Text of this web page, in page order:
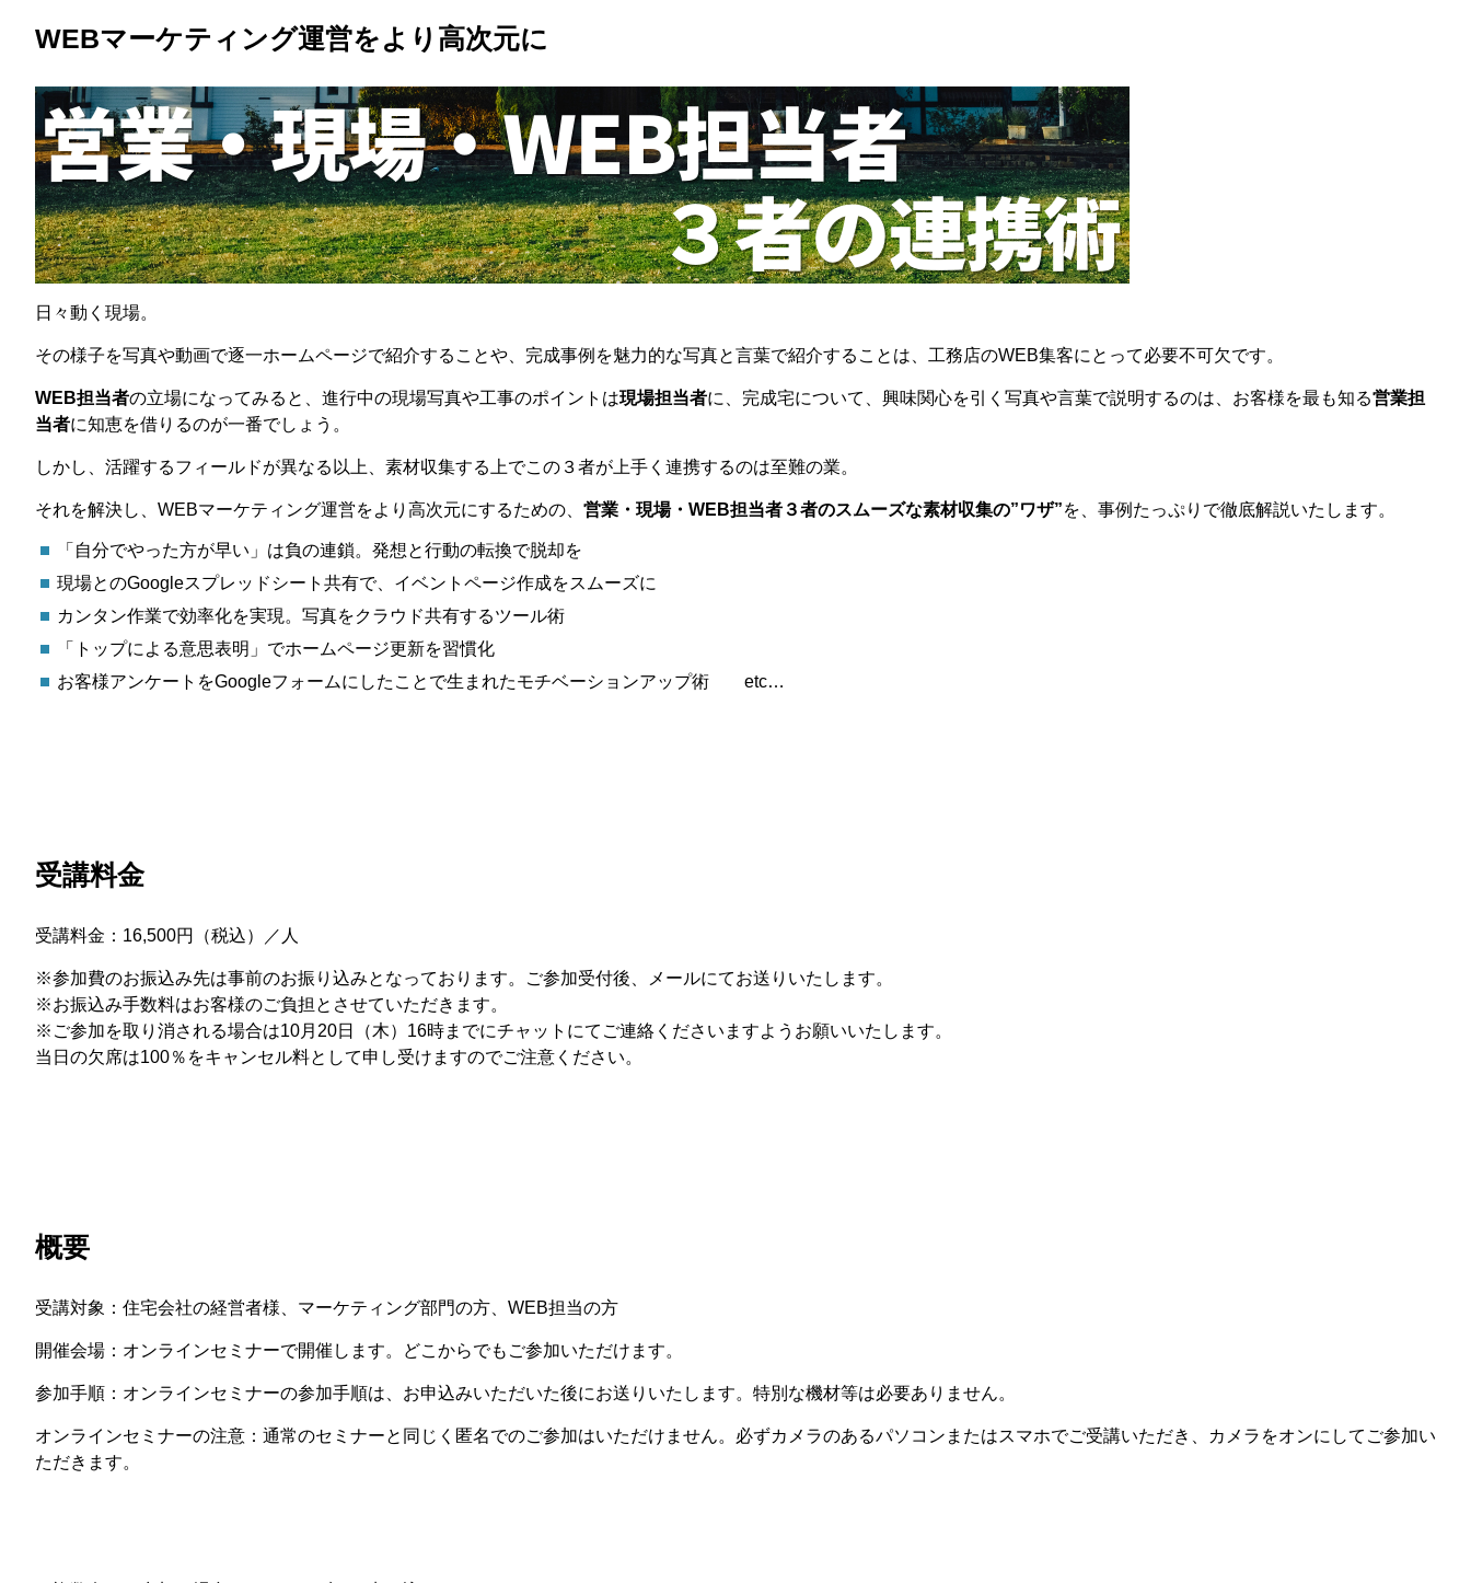
WEBマーケティング運営をより高次元に
日々動く現場。
その様子を写真や動画で逐一ホームページで紹介することや、完成事例を魅力的な写真と言葉で紹介することは、工務店のWEB集客にとって必要不可欠です。
WEB担当者の立場になってみると、進行中の現場写真や工事のポイントは現場担当者に、完成宅について、興味関心を引く写真や言葉で説明するのは、お客様を最も知る営業担
当者に知恵を借りるのが一番でしょう。
しかし、活躍するフィールドが異なる以上、素材収集する上でこの３者が上手く連携するのは至難の業。
それを解決し、WEBマーケティング運営をより高次元にするための、 営業・現場・WEB担当者３者のスムーズな素材収集の”ワザ”を、事例たっぷりで徹底解説いたします。
「自分でやった方が早い」は負の連鎖。発想と行動の転換で脱却を
現場とのGoogleスプレッドシート共有で、イベントページ作成をスムーズに
カンタン作業で効率化を実現。写真をクラウド共有するツール術
「トップによる意思表明」でホームページ更新を習慣化
お客様アンケートをGoogleフォームにしたことで生まれたモチベーションアップ術 etc…
受講料金
受講料金：16,500円（税込）／人
※参加費のお振込み先は事前のお振り込みとなっております。ご参加受付後、メールにてお送りいたします。
※お振込み手数料はお客様のご負担とさせていただきます。
※ご参加を取り消される場合は10月20日（木）16時までにチャットにてご連絡くださいますようお願いいたします。
当日の欠席は100％をキャンセル料として申し受けますのでご注意ください。
概要
受講対象：住宅会社の経営者様、マーケティング部門の方、WEB担当の方
開催会場：オンラインセミナーで開催します。どこからでもご参加いただけます。
参加手順：オンラインセミナーの参加手順は、お申込みいただいた後にお送りいたします。特別な機材等は必要ありません。
オンラインセミナーの注意：通常のセミナーと同じく匿名でのご参加はいただけません。必ずカメラのあるパソコンまたはスマホでご受講いただき、カメラをオンにしてご参加い
ただきます。